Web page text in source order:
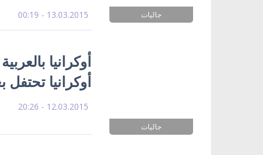
جاليات 13.03.2015 - 00:19
جاليات
أوكرانيا
أوكرانيا تحتفل
12.03.2015 - 20:26